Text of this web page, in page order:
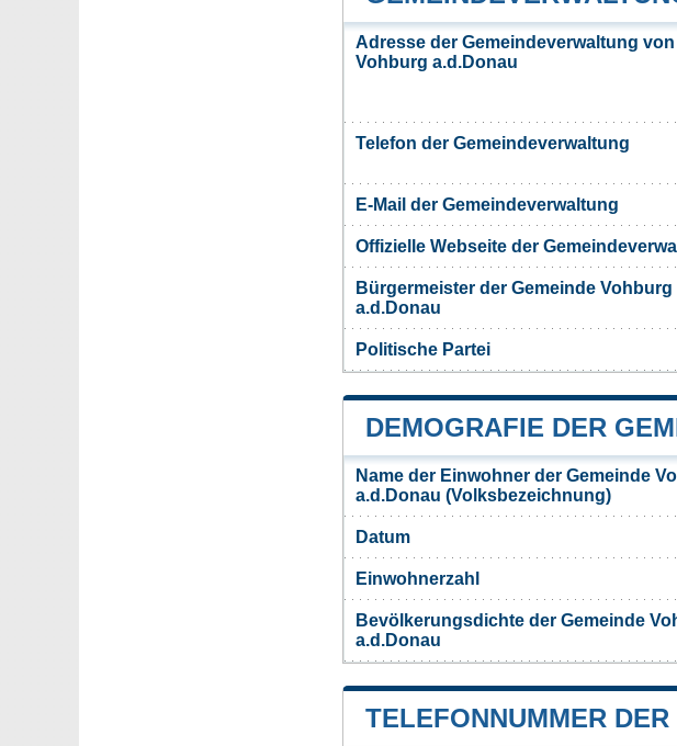
Adresse der Gemeindeverwaltung von
Vohburg a.d.Donau
Telefon der Gemeindeverwaltung
E-Mail der Gemeindeverwaltung
Offizielle Webseite der
Bürgermeister der Gemeinde Vohburg
a.d.Donau
Politische Partei
DEMOGRAFIE DER
Name der Einwohner der Gemeinde
a.d.Donau (Volksbezeichnung)
Datum
Einwohnerzahl
Bevölkerungsdichte der Gemeinde
a.d.Donau
TELEFONNUMMER